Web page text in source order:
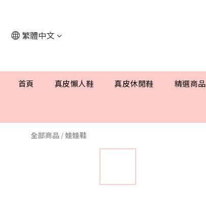
繁體中文
首頁 真皮懶人鞋 真皮休閒鞋 精選商品
全部商品 / 娃娃鞋